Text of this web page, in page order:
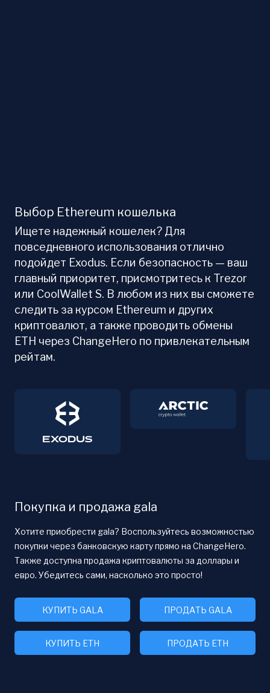
Выбор Ethereum кошелька
Ищете надежный кошелек? Для
повседневного использования отлично
подойдет Exodus. Если безопасность — ваш
главный приоритет, присмотритесь к Trezor
или CoolWallet S. В любом из них вы сможете
следить за курсом Ethereum и других
криптовалют, а также проводить обмены
ETH через ChangeHero по привлекательным
рейтам.
Покупка и продажа gala
Хотите приобрести gala? Воспользуйтесь возможностью
покупки через банковскую карту прямо на ChangeHero.
Также доступна продажа криптовалюты за доллары и
евро. Убедитесь сами, насколько это просто!
КУПИТЬ GALA ПРОДАТЬ GALA
КУПИТЬ ETH ПРОДАТЬ ETH